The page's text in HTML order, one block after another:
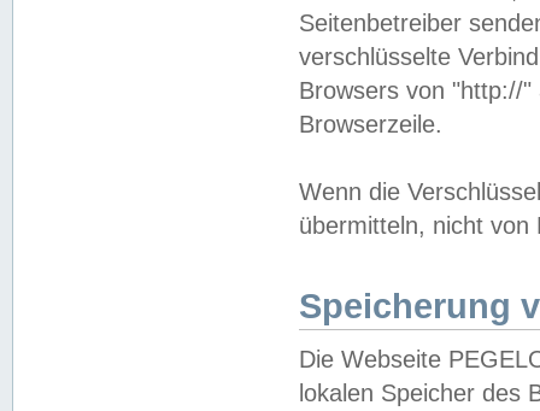
Seitenbetreiber
verschlüsselte
Browsers von "http://
Browserzeile.
Wenn die
übermitteln, nicht von
Speicherung
Die Webseite
lokalen Speicher des